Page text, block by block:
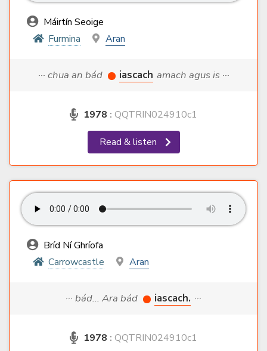
Máirtín Seoige
Furmina
Aran
··· chua an bád iascach amach agus is ···
1978 : QQTRIN024910c1
Read & listen
Bríd Ní Ghríofa
Carrowcastle
Aran
··· bád... Ara bád iascach. ···
1978 : QQTRIN024910c1